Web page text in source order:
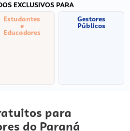
EXCLUSIVOS PARA
Estudantes
e
Educadores
Gestores
Públicos
para
do Paraná